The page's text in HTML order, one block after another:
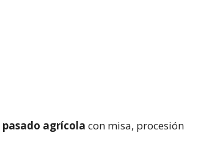
pasado agrícola con misa, procesión